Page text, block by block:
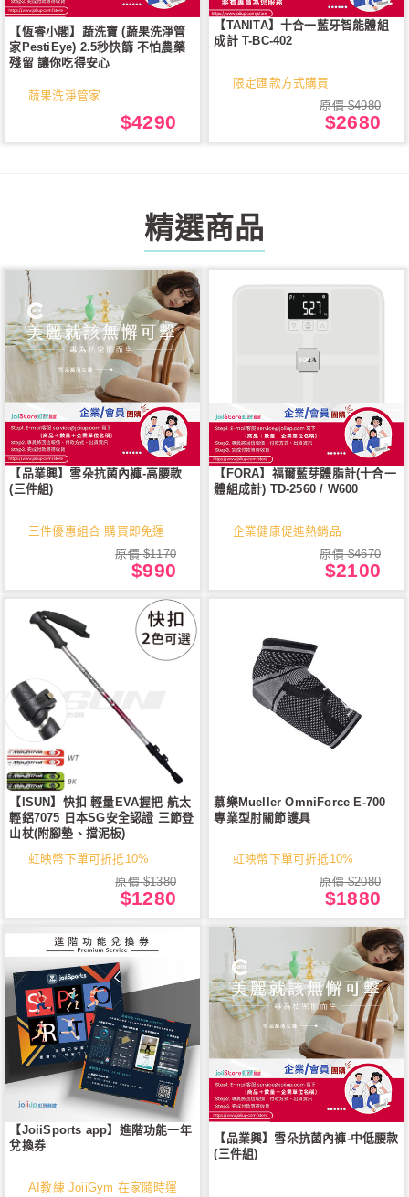
【恆睿小閣】蔬洗寶 (蔬果洗淨管
家PestiEye) 2.5秒快篩 不怕農藥
殘留 讓你吃得安心
蔬果洗淨管家
$4290
【TANITA】十合一藍牙智能體組
成計 T-BC-402
限定匯款方式購買
原價 $4980
$2680
精選商品
【品業興】雪朵抗菌內褲-高腰款
(三件組)
三件優惠組合 購買即免運
原價 $1170
$990
【FORA】福爾藍芽體脂計(十合一
體組成計) TD-2560 / W600
企業健康促進熱銷品
原價 $4670
$2100
【ISUN】快扣 輕量EVA握把 航太
輕鋁7075 日本SG安全認證 三節登
山杖(附腳墊、擋泥板)
虹映幣下單可折抵10%
原價 $1380
$1280
慕樂Mueller OmniForce E-700
專業型肘關節護具
虹映幣下單可折抵10%
原價 $2080
$1880
【JoiiSports app】進階功能一年
兌換券
AI教練 JoiiGym 在家隨時運
【品業興】雪朵抗菌內褲-中低腰款
(三件組)